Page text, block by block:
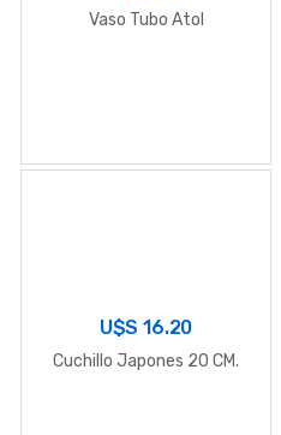
Vaso Tubo Atol
U$S16.20
Cuchillo Japones 20 CM.